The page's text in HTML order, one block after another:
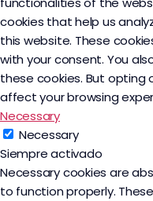
cookies that help us
this website. These
with your consent. You
these cookies. But
affect your browsing
Necessary
Necessary
Siempre activado
Necessary cookies are
to function properly.